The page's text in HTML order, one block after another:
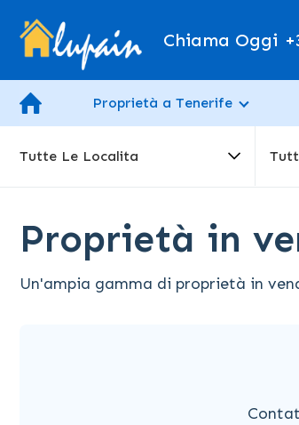
Chiama Oggi
Proprietà a Tenerife
Tutte Le Localita
Proprietà in
Un'ampia gamma di proprietà in